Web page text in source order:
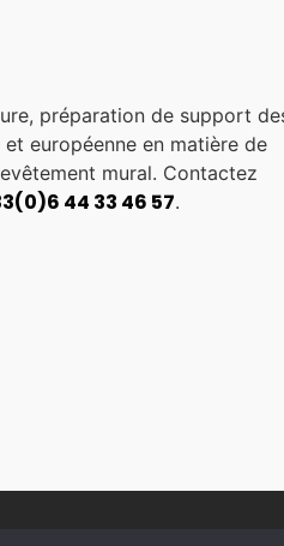
préparation de support
européenne en matière de
mural. Contactez
44 33 46 57.